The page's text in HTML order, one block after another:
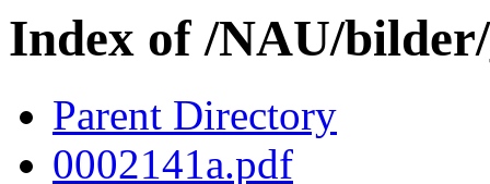
Index of /NAU/
Parent Directory
0002141a.pdf